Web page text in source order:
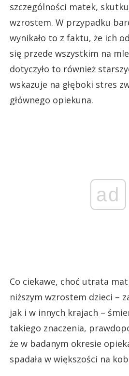
szczególności matek,
wzrostem. W przypadku
wynikało to z faktu, że ich
się przede wszystkim na
dotyczyło to również
wskazuje na głęboki stres
głównego opiekuna.
ad
Co ciekawe, choć utrata
niższym wzrostem dzieci –
jak i w innych krajach –
takiego znaczenia,
że w badanym okresie
spadała w większości na